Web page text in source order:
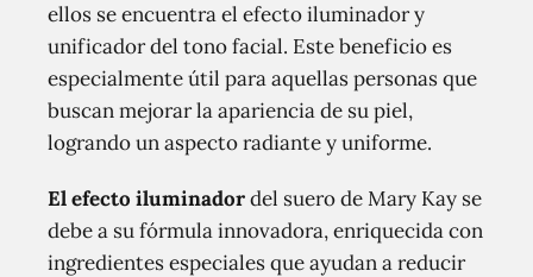
ellos se encuentra el efecto iluminador y
unificador del tono facial. Este beneficio es
especialmente útil para aquellas personas que
buscan mejorar la apariencia de su piel,
logrando un aspecto radiante y uniforme.
El efecto iluminadordel suero de Mary Kay se
debe a su fórmula innovadora, enriquecida con
ingredientes especiales que ayudan a reducir